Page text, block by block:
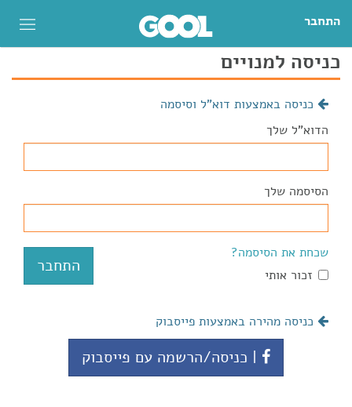
התחבר
כניסה למנויים
כניסה באמצעות דוא"ל וסיסמה
הדוא"ל שלך
הסיסמה שלך
שכחת את הסיסמה?
זכור אותי
כניסה מהירה באמצעות פייסבוק
| כניסה/הרשמה עם פייסבוק